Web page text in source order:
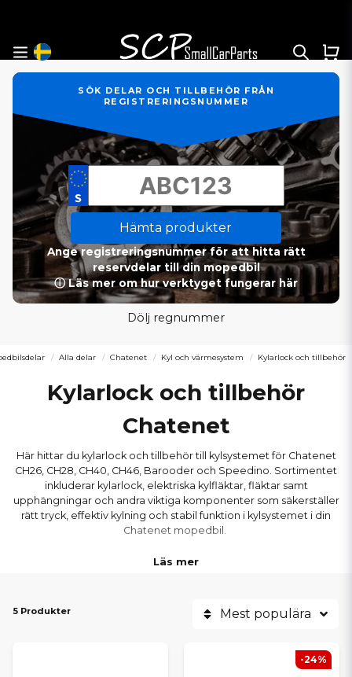
SÖK DELAR OCH TILLBEHÖR FRÅN
REGISTRERINGSNUMMER
Hämta produkter
Ange registreringsnummer för att hitta rätt
reservdelar till din mopedbil
ⓘ Läs mer om hur verktyget fungerar här
Dölj regnummer
Alla delar Chatenet Kyl och värmesystem Kylarlock och tillbehör
Kylarlock och tillbehör
Chatenet
Här hittar du kylarlock och tillbehör till kylsystemet för Chatenet
CH26, CH28, CH40, CH46, Barooder och Speedino. Sortimentet
inkluderar kylarlock, elektriska kylfläktar, fläktar samt
upphängningar och andra viktiga komponenter som säkerställer
rätt tryck, effektiv kylning och stabil funktion i kylsystemet i din
Chatenet mopedbil.
Läs mer
5 Produkter Mest populära
-24%